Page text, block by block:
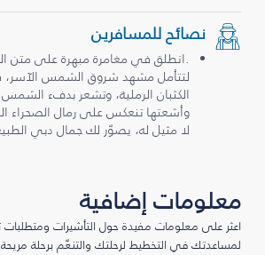
نصائح للمسافرين
.انطلق في مغامرة مبهرة على متن
لتتأمل مشهد شروق الشمس الآسر،
الكثبان الرملية، وتشعر بدفء
وأشعتها تنعكس على رمال الصحراء
لا مثيل له، يصوّر لك جمال دبي
معلومات إضافية
اعثر على معلومات مفيدة حول التأشيرات ومتطلبات
لمساعدتك في التخطيط لرحلتك والتنعّم برحلة